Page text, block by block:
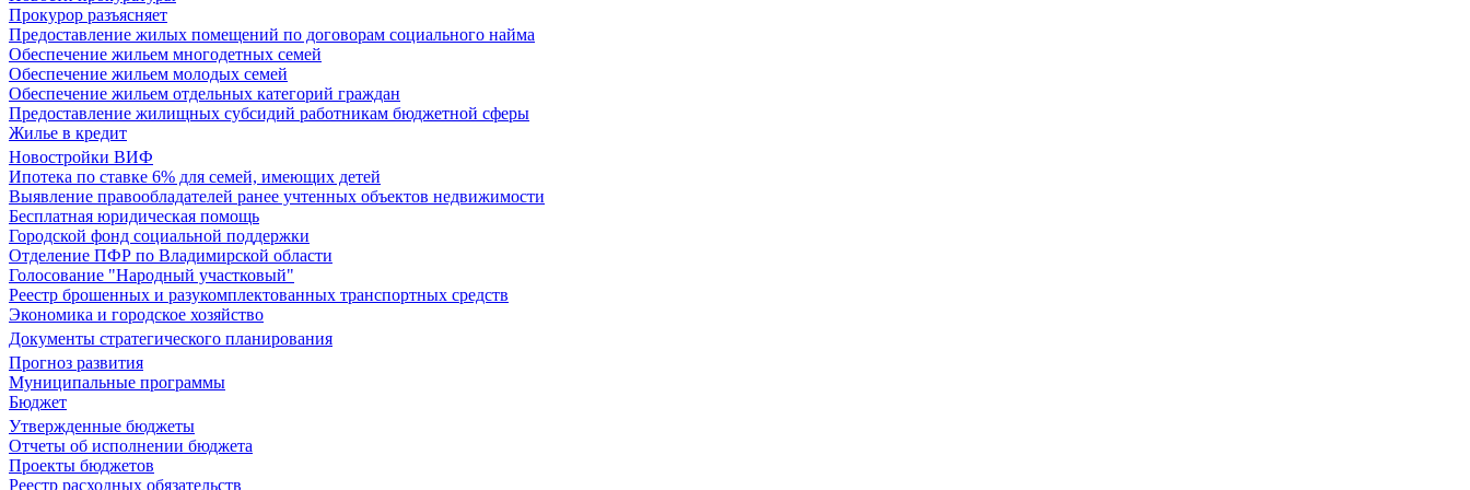
Прокурор разъясняет
Предоставление жилых помещений по договорам социального найма
Обеспечение жильем многодетных семей
Обеспечение жильем молодых семей
Обеспечение жильем отдельных категорий граждан
Предоставление жилищных субсидий работникам бюджетной сферы
Жилье в кредит
Новостройки ВИФ
Ипотека по ставке 6% для семей, имеющих детей
Выявление правообладателей ранее учтенных объектов недвижимости
Бесплатная юридическая помощь
Городской фонд социальной поддержки
Отделение ПФР по Владимирской области
Голосование "Народный участковый"
Реестр брошенных и разукомплектованных транспортных средств
Экономика и городское хозяйство
Документы стратегического планирования
Прогноз развития
Муниципальные программы
Бюджет
Утвержденные бюджеты
Отчеты об исполнении бюджета
Проекты бюджетов
Реестр расходных обязательств